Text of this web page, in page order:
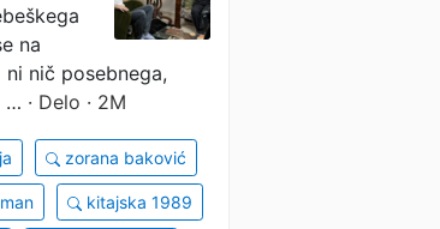
na
nič posebnega,
… · Delo · 2M
zorana baković
kitajska 1989